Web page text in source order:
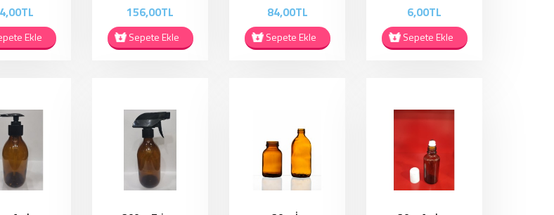
YAS01
Ekle
156,00TL
Sepete Ekle
84,00TL
Sepete Ekle
6,00TL
Sepete Ekle